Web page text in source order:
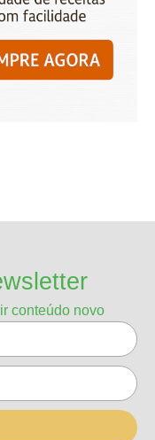
conteúdo novo